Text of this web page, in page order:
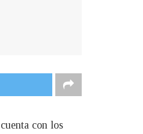
con los